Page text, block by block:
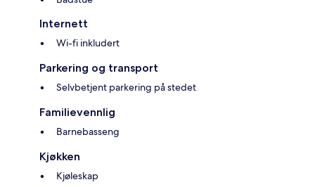
Internett
Wi-fi inkludert
Parkering og transport
Selvbetjent parkering på stedet
Familievennlig
Barnebasseng
Kjøkken
Kjøleskap